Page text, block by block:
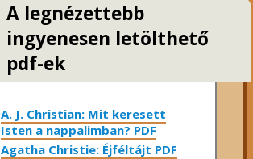
A legnézettebb
ingyenesen letölthető
pdf-ek
A. J. Christian: Mit keresett
Isten a nappalimban? PDF
Agatha Christie: Éjféltájt PDF